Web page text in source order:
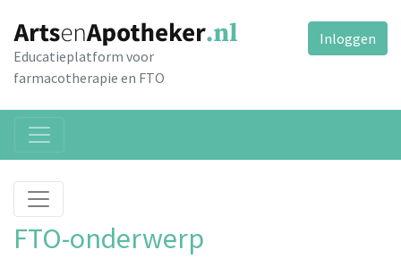
Educatieplatform voor
farmacotherapie en FTO
Inloggen
FTO-onderwerp